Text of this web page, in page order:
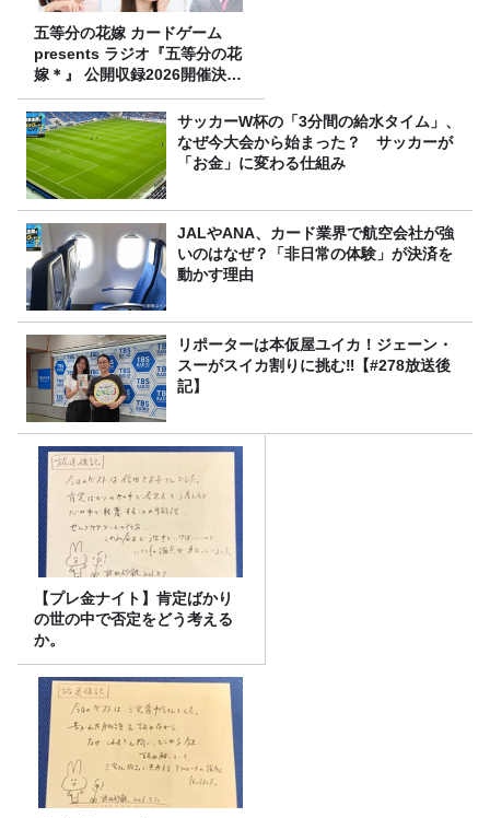
五等分の花嫁 カードゲーム
presents ラジオ『五等分の花
嫁＊』 公開収録2026開催決
定！
サッカーW杯の「3分間の給水タイム」、
なぜ今大会から始まった？ サッカーが
「お金」に変わる仕組み
JALやANA、カード業界で航空会社が強
いのはなぜ？「非日常の体験」が決済を
動かす理由
リポーターは本仮屋ユイカ！ジェーン・
スーがスイカ割りに挑む‼【#278放送後
記】
【プレ金ナイト】肯定ばかり
の世の中で否定をどう考える
か。